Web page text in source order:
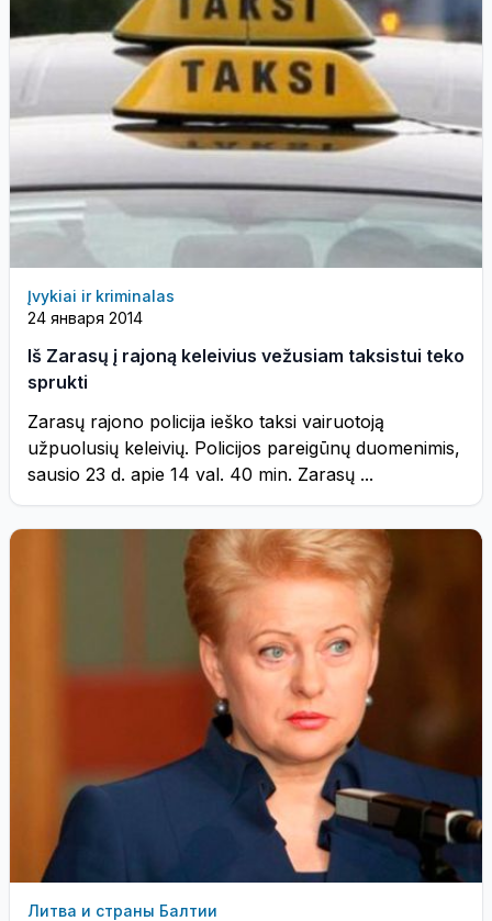
Įvykiai ir kriminalas
24 января 2014
Iš Zarasų į rajoną keleivius vežusiam taksistui teko
sprukti
Zarasų rajono policija ieško taksi vairuotoją
užpuolusių keleivių. Policijos pareigūnų duomenimis,
sausio 23 d. apie 14 val. 40 min. Zarasų ...
Литва и страны Балтии